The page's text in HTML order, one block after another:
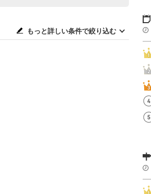
もっと詳しい条件で絞り込む